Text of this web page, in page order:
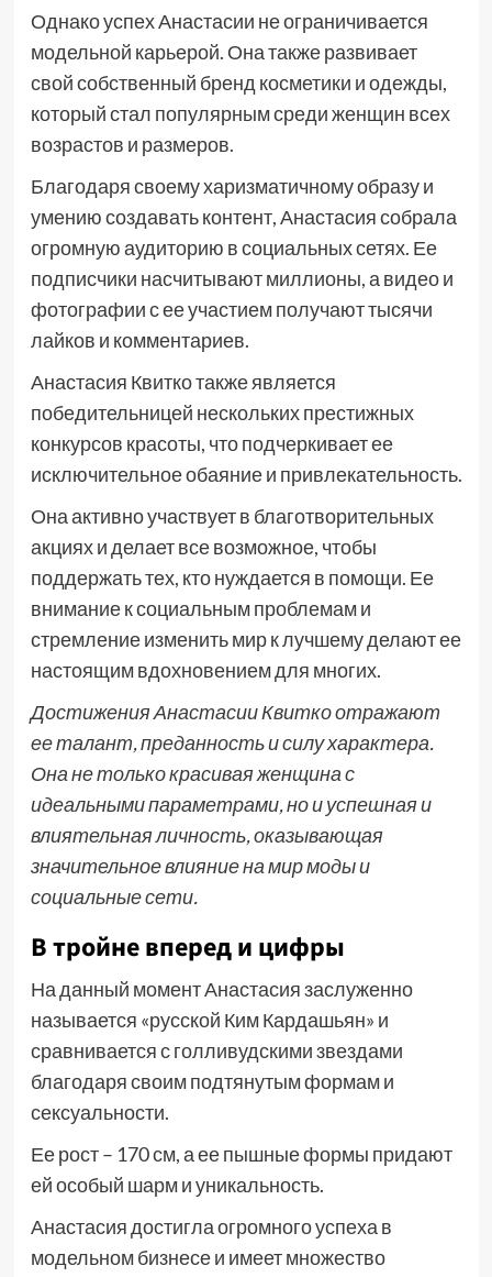
Однако успех Анастасии не ограничивается
модельной карьерой. Она также развивает
свой собственный бренд косметики и одежды,
который стал популярным среди женщин всех
возрастов и размеров.
Благодаря своему харизматичному образу и
умению создавать контент, Анастасия собрала
огромную аудиторию в социальных сетях. Ее
подписчики насчитывают миллионы, а видео и
фотографии с ее участием получают тысячи
лайков и комментариев.
Анастасия Квитко также является
победительницей нескольких престижных
конкурсов красоты, что подчеркивает ее
исключительное обаяние и привлекательность.
Она активно участвует в благотворительных
акциях и делает все возможное, чтобы
поддержать тех, кто нуждается в помощи. Ее
внимание к социальным проблемам и
стремление изменить мир к лучшему делают ее
настоящим вдохновением для многих.
Достижения Анастасии Квитко отражают
ее талант, преданность и силу характера.
Она не только красивая женщина с
идеальными параметрами, но и успешная и
влиятельная личность, оказывающая
значительное влияние на мир моды и
социальные сети.
В тройне вперед и цифры
На данный момент Анастасия заслуженно
называется «русской Ким Кардашьян» и
сравнивается с голливудскими звездами
благодаря своим подтянутым формам и
сексуальности.
Ее рост – 170 см, а ее пышные формы придают
ей особый шарм и уникальность.
Анастасия достигла огромного успеха в
модельном бизнесе и имеет множество